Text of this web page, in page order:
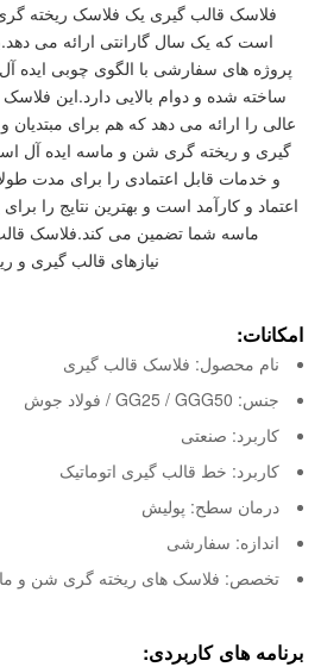
فلاسک قالب گیری یک فلاسک ریخته
پروژه های سفارشی با الگوی چوبی ایده
ساخته شده و دوام بالایی دارد.این
عالی را ارائه می دهد که هم برای
گیری و ریخته گری شن و ماسه ایده آل
و خدمات قابل اعتمادی را برای مدت
اعتماد و کارآمد است و بهترین نتایج را
ماسه شما تضمین می کند.فلاسک
نیازهای قالب گیری
امکانات:
نام محصول: فلاسک قالب گیری
جنس: GG25 / GGG50 / فولاد جوش
کاربرد: صنعتی
کاربرد: خط قالب گیری اتوماتیک
درمان سطح: پولیش
اندازه: سفارشی
تخصص: فلاسک های ریخته گری شن و
برنامه های کاربردی: